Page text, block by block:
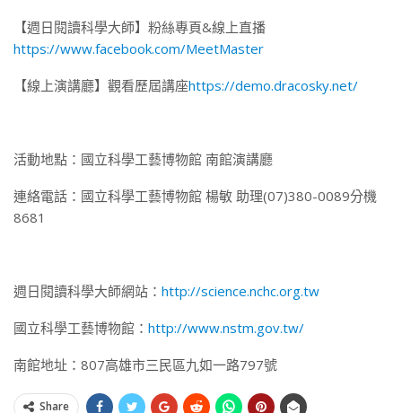
【週日閱讀科學大師】粉絲專頁&線上直播
https://www.facebook.com/MeetMaster
【線上演講廳】觀看歷屆講座https://demo.dracosky.net/
活動地點：國立科學工藝博物館 南館演講廳
連絡電話：國立科學工藝博物館 楊敏 助理(07)380-0089分機
8681
週日閱讀科學大師網站： http://science.nchc.org.tw
國立科學工藝博物館： http://www.nstm.gov.tw/
南館地址：807高雄市三民區九如一路797號
Share